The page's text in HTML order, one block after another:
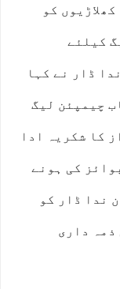
کو
کیلئے
ڈار نے کہا
چیمپئن لیگ
کا شکریہ ادا
کی ہونے
ندا ڈار کو
ذمہ داری